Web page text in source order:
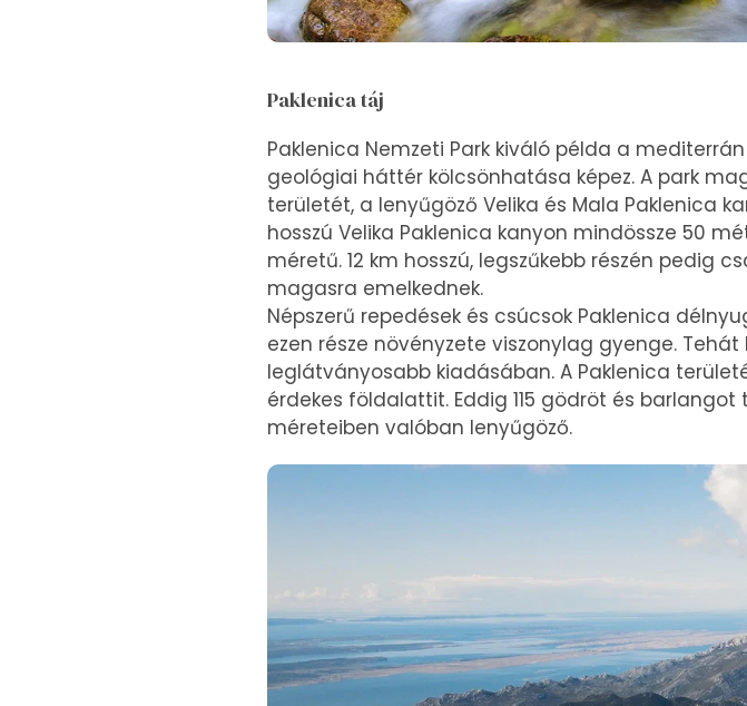
Paklenica táj
Paklenica Nemzeti Park kiváló példa a
geológiai háttér kölcsönhatása képez. A park
területét, a lenyűgöző Velika és Mala Paklenica
hosszú Velika Paklenica kanyon mindössze 50
méretű. 12 km hosszú, legszűkebb részén pedig
magasra emelkednek.
Népszerű repedések és csúcsok Paklenica
ezen része növényzete viszonylag gyenge.
leglátványosabb kiadásában. A Paklenica
érdekes földalattit. Eddig 115 gödröt és
méreteiben valóban lenyűgöző.